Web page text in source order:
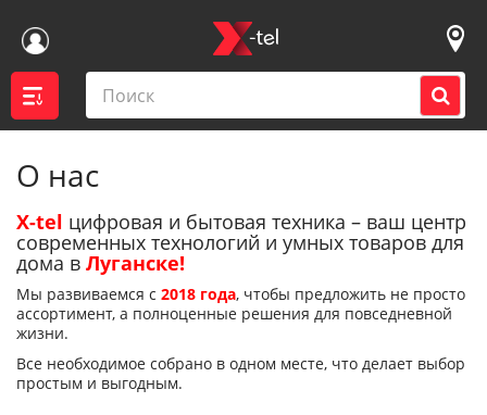
Главная О нас
О нас
X-tel цифровая и бытовая техника – ваш центр
современных технологий и умных товаров для
дома в Луганске!
Мы развиваемся с 2018 года, чтобы предложить не просто
ассортимент, а полноценные решения для повседневной
жизни.
Все необходимое собрано в одном месте, что делает выбор
простым и выгодным.
Войти
Контакты магазинов
Каталог
Акции